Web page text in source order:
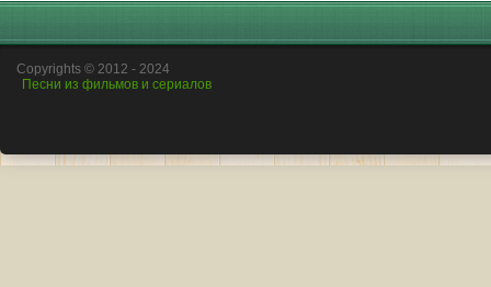
Copyrights © 2012 - 2024
Песни из фильмов и сериалов